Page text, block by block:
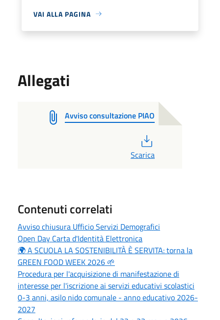
VAI ALLA PAGINA
Allegati
Avviso consultazione PIAO
Scarica
Contenuti correlati
Avviso chiusura Ufficio Servizi Demografici
Open Day Carta d'Identità Elettronica
🌍 A SCUOLA LA SOSTENIBILITÀ È SERVITA: torna la
GREEN FOOD WEEK 2026 🌱
Procedura per l'acquisizione di manifestazione di
interesse per l'iscrizione ai servizi educativi scolastici
0-3 anni, asilo nido comunale - anno educativo 2026-
2027